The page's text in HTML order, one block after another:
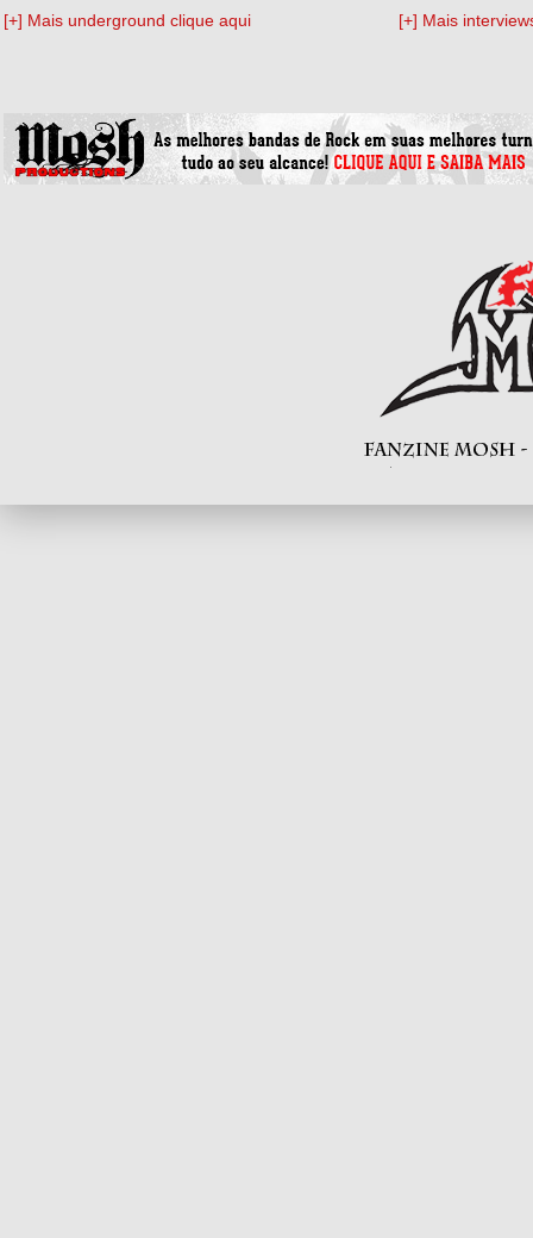
[+] Mais underground clique aqui [+] Mais